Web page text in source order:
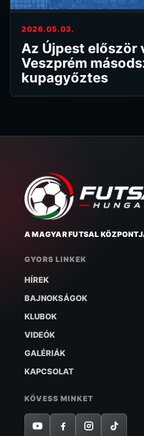
2026.05.03.
Az Újpest először
Veszprém
kupagyőztes
A MAGYAR FUTSAL
GYORS LINKEK
HÍREK
BAJNOKSÁGOK
KLUBOK
VIDEÓK
GALÉRIÁK
KAPCSOLAT
KÖVESS MINKET